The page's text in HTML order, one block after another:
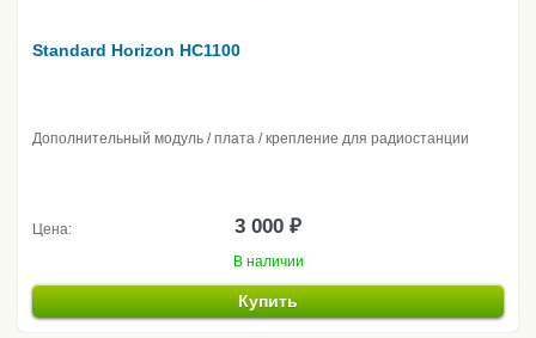
Standard Horizon HC1100
Дополнительный модуль / плата / крепление для радиостанции
Цена: 3 000 ₽
В наличии
Купить